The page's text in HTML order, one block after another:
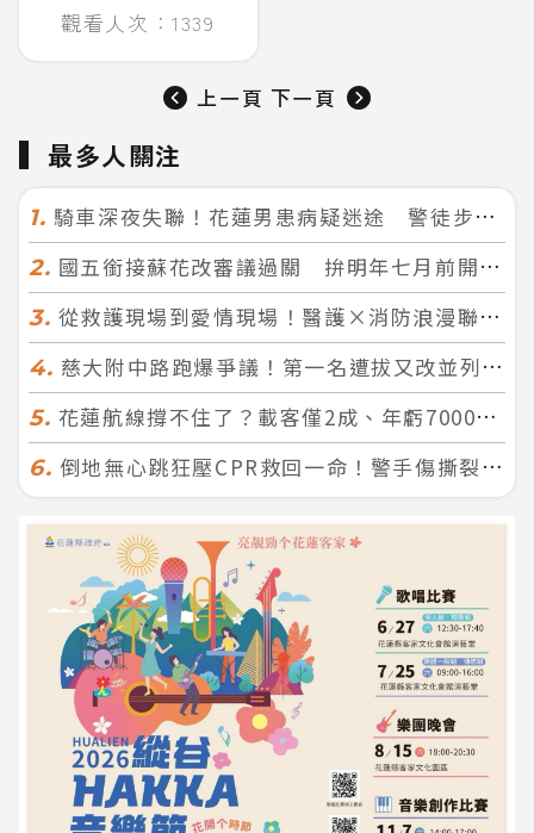
觀看人次：1339
上一頁 下一頁
最多人關注
1. 騎車深夜失聯！花蓮男患病疑迷途 警徒步百米急尋救回一命
2. 國五銜接蘇花改審議過關 拚明年七月前開工！台北花蓮2小時生活圈成形
3. 從救護現場到愛情現場！醫護×消防浪漫聯誼 32人配對成功5對
4. 慈大附中路跑爆爭議！第一名遭拔又改並列 家長怒：難以接受
5. 花蓮航線撐不住了？載客僅2成、年虧7000萬 華信喊：真的快飛不下去
6. 倒地無心跳狂壓CPR救回一命！警手傷撕裂仍不放手 竟救到藝人何篤霖哥哥